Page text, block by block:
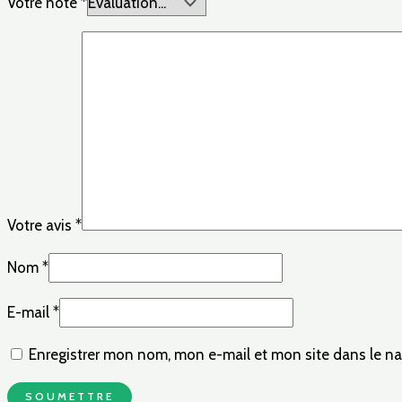
Votre avis *
Nom *
E-mail *
Enregistrer mon nom, mon e-mail et mon site dans le